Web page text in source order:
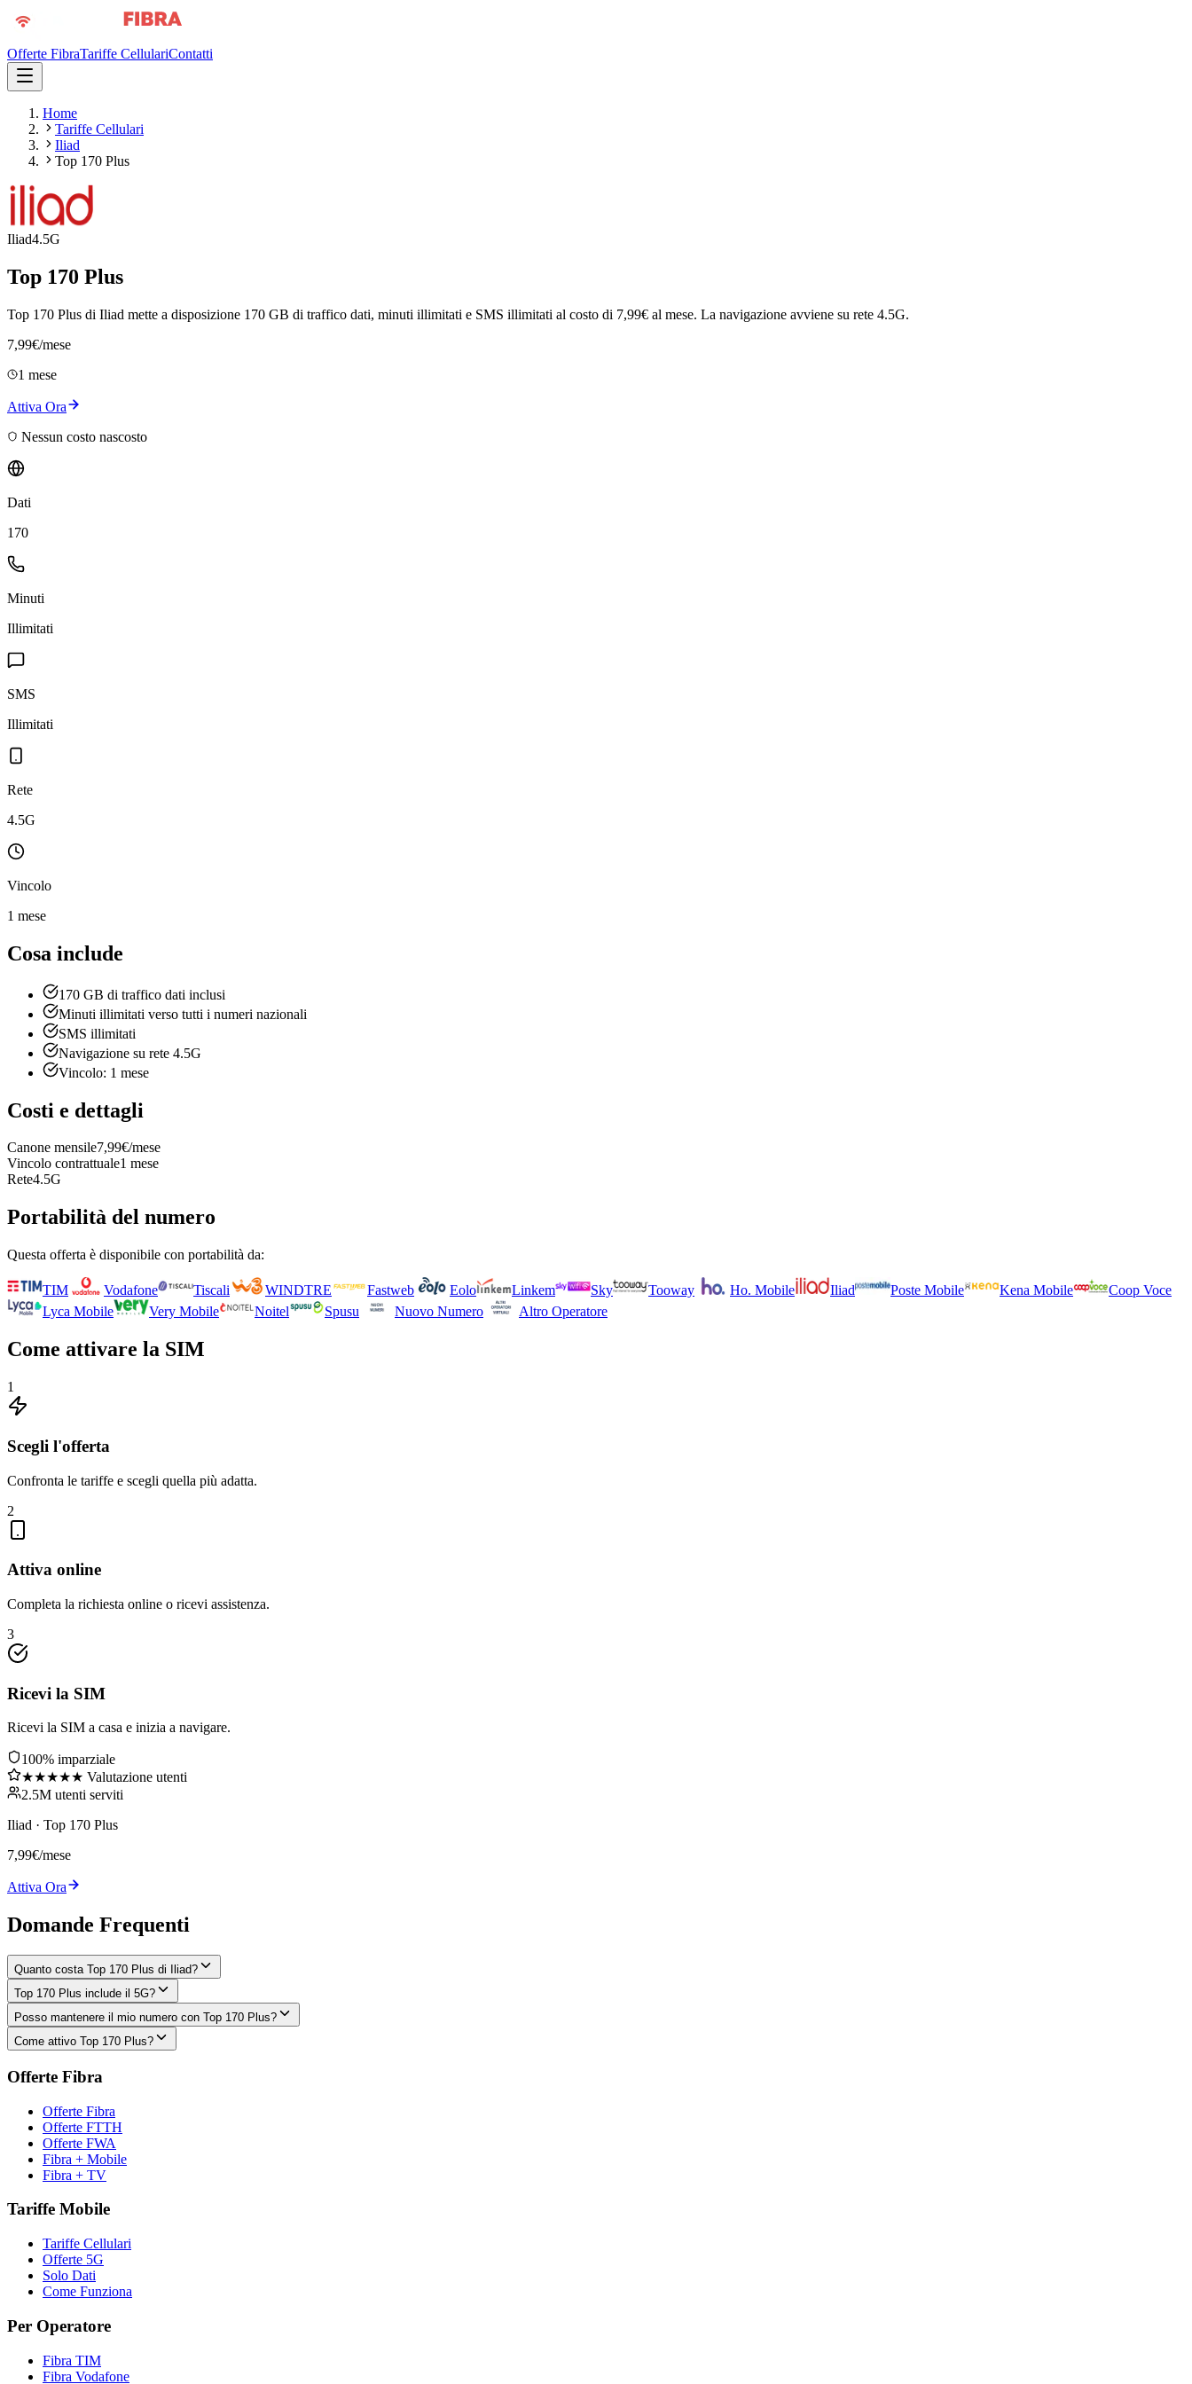
Offerte FibraTariffe CellulariContatti
Home
Tariffe Cellulari
Iliad
Top 170 Plus
Iliad4.5G
Top 170 Plus
Top 170 Plus di Iliad mette a disposizione 170 GB di traffico dati, minuti illimitati e SMS illimitati al costo di 7,99€ al mese. La navigazione avviene su rete 4.5G.
7,99€/mese
1 mese
Attiva Ora
Nessun costo nascosto
Dati
170
Minuti
Illimitati
SMS
Illimitati
Rete
4.5G
Vincolo
1 mese
Cosa include
170 GB di traffico dati inclusi
Minuti illimitati verso tutti i numeri nazionali
SMS illimitati
Navigazione su rete 4.5G
Vincolo: 1 mese
Costi e dettagli
Canone mensile7,99€/mese
Vincolo contrattuale1 mese
Rete4.5G
Portabilità del numero
Questa offerta è disponibile con portabilità da:
TIM Vodafone Tiscali WINDTRE Fastweb Eolo Linkem Sky Tooway Ho. Mobile Iliad Poste Mobile Kena Mobile
Coop Voce
Lyca Mobile
Very Mobile Noitel Spusu Nuovo Numero Altro Operatore
Come attivare la SIM
1
Scegli l'offerta
Confronta le tariffe e scegli quella più adatta.
2
Attiva online
Completa la richiesta online o ricevi assistenza.
3
Ricevi la SIM
Ricevi la SIM a casa e inizia a navigare.
100% imparziale
★★★★★ Valutazione utenti
2.5M utenti serviti
Iliad · Top 170 Plus
7,99€/mese
Attiva Ora
Domande Frequenti
Quanto costa Top 170 Plus di Iliad?
Top 170 Plus include il 5G?
Posso mantenere il mio numero con Top 170 Plus?
Come attivo Top 170 Plus?
Offerte Fibra
Offerte Fibra
Offerte FTTH
Offerte FWA
Fibra + Mobile
Fibra + TV
Tariffe Mobile
Tariffe Cellulari
Offerte 5G
Solo Dati
Come Funziona
Per Operatore
Fibra TIM
Fibra Vodafone